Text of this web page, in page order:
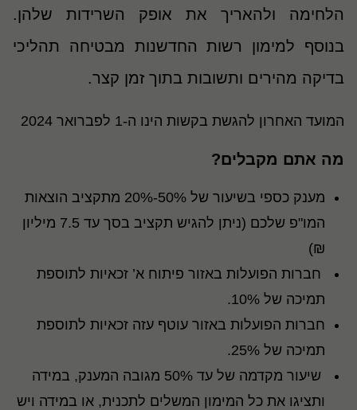
הלחימה ולהאריך את אופק השרידות שלהן.
בנוסף למימון רשות החדשנות מבטיחה תהליכי
בדיקה מהירים ותשובות בתוך זמן קצר.
המועד האחרון להגשת בקשות הינו ה-1 לפברואר 2024
מה אתם מקבלים?
מענק כספי בשיעור של 50%-20% מתקציב הוצאות
המו"פ שלכם (ניתן להגיש תקציב בסך עד 7.5 מיליון
₪)
חברות הפועלות באזור פיתוח א’ זכאיות לתוספת
תמיכה של 10%
.
חברות הפועלות באזור עוטף עזה זכאיות לתוספת
תמיכה של 25%
.
שיעור מקדמה של עד 50% מגובה המענק, במידה
ותציגו את כל המימון המשלים לתכנית, או במידה ויש